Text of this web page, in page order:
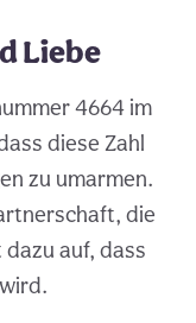
Liebe
4664 im
diese Zahl
zu umarmen.
die
auf, dass